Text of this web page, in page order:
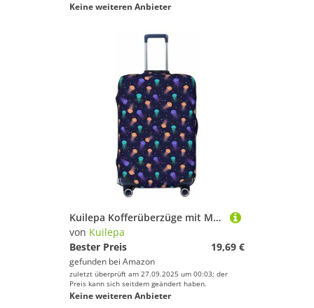
Keine weiteren Anbieter
Kuilepa Kofferüberzüge mit Meeresquallen-Druck, elastisch, waschbar und dehnbar, kratzfest, passend für 45,7 - 81,3 cm (18 - 32 Zoll) Gepäck, kein Gepäck im Lieferumfang enthalten, Schwarz , M
von Kuilepa
Bester Preis
19,69 €
gefunden bei Amazon
zuletzt überprüft am 27.09.2025 um 00:03; der
Preis kann sich seitdem geändert haben.
Keine weiteren Anbieter